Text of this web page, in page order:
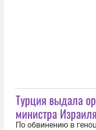
Турция выдала
министра
По обвинению в